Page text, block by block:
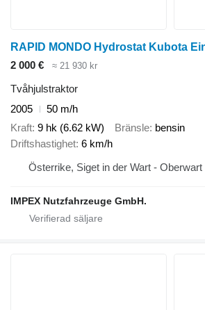
2 000 € ≈ 21 930 kr
Tvåhjulstraktor
2005
50 m/h
Kraft 9 hk (6.62 kW) Bränsle bensin
Driftshastighet 6 km/h
Österrike, Siget in der Wart - Oberwart
IMPEX Nutzfahrzeuge GmbH.